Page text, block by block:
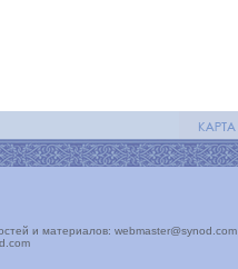
и материалов: webmaster@synod.com